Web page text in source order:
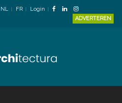
NL FR
Login
ADVERTEREN